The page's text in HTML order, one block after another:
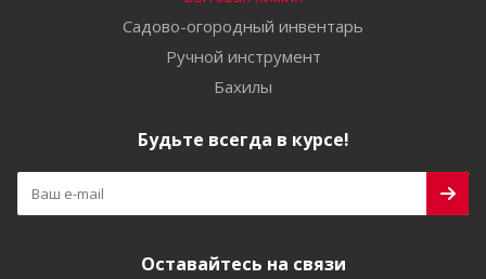
Садово-огородный инвентарь
Ручной инструмент
Бахилы
Будьте всегда в курсе!
Оставайтесь на связи